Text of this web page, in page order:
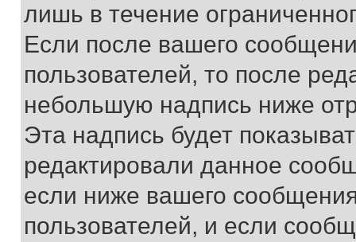
лишь в течение
Если после вашего
пользователей, то после
небольшую надпись ниже
Эта надпись будет
редактировали данное
если ниже вашего
пользователей, и если